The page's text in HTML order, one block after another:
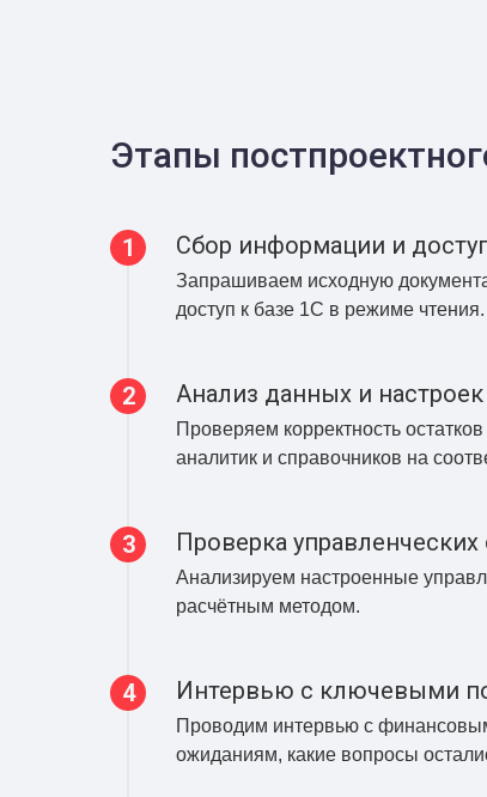
Этапы
Сбор информации и
Запрашиваем исходную
доступ к базе 1С в режиме чтения.
Анализ данных и настроек
Проверяем корректность
аналитик и справочников на
Проверка управленческих
Анализируем настроенные
расчётным методом.
Интервью с ключевыми
Проводим интервью с
ожиданиям, какие вопросы